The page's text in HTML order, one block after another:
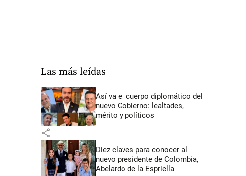
Las más leídas
Así va el cuerpo diplomático del
nuevo Gobierno: lealtades,
mérito y políticos
share
Diez claves para conocer al
nuevo presidente de Colombia,
Abelardo de la Espriella